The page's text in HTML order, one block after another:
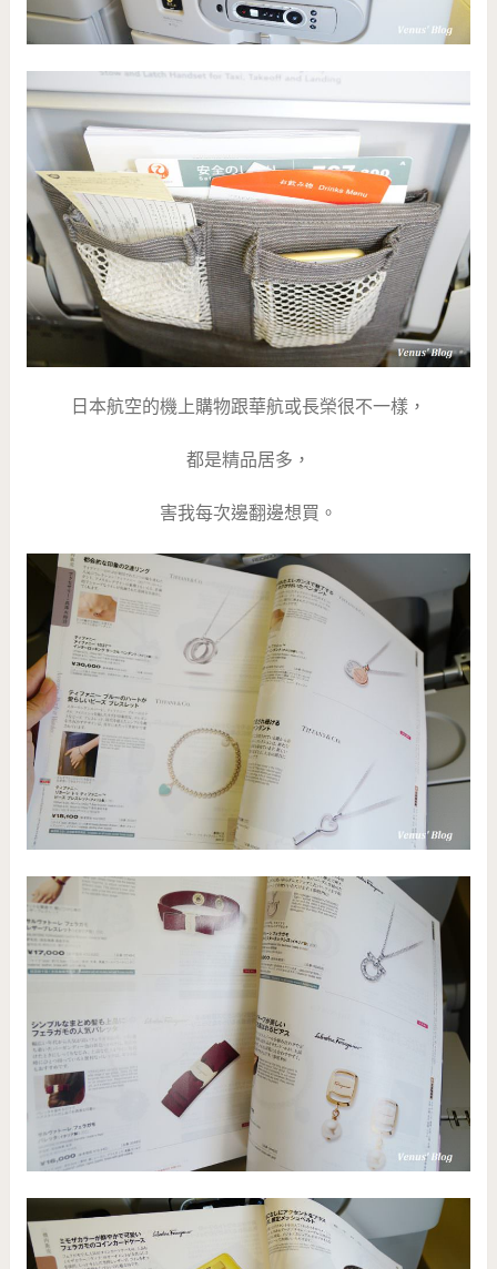
日本航空的機上購物跟華航或長榮很不一樣，
都是精品居多，
害我每次邊翻邊想買。